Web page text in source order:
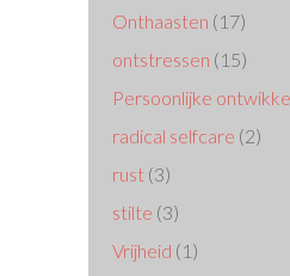
Onthaasten (17)
ontstressen (15)
Persoonlijke
radical selfcare (2)
rust (3)
stilte (3)
Vrijheid (1)